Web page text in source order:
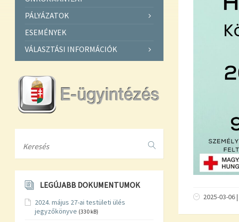
2025-03-06 |
PÁLYÁZATOK
ESEMÉNYEK
VÁLASZTÁSI INFORMÁCIÓK
LEGÚJABB DOKUMENTUMOK
2024. május 27-ai testületi ülés
jegyzőkönyve (330 kB)